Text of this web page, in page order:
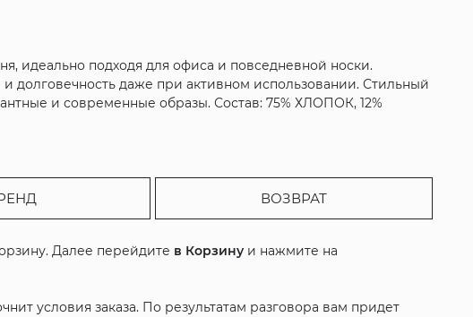
идеально подходя для офиса и повседневной носки.
долговечность даже при активном использовании. Стильный
и современные образы. Состав: 75% ХЛОПОК, 12%
ВОЗВРАТ
Далее перейдите в Корзину и нажмите на
условия заказа. По результатам разговора вам придет